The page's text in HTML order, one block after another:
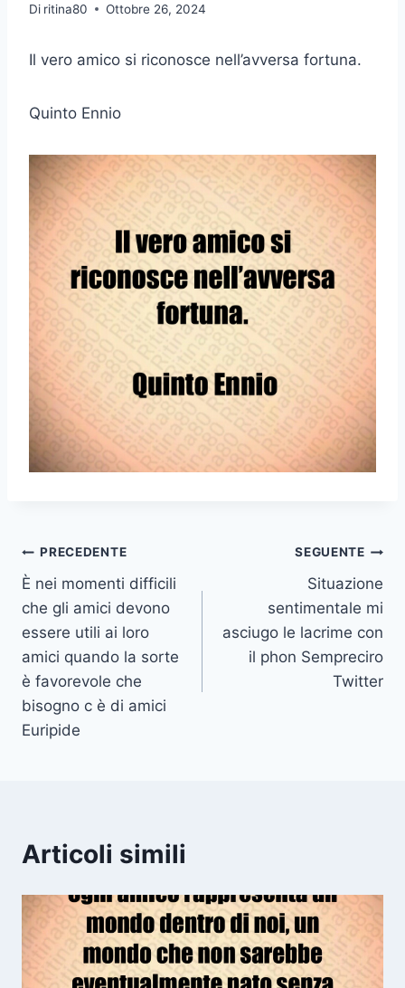
Di ritina80 Ottobre 26, 2024
Il vero amico si riconosce nell’avversa fortuna.
Quinto Ennio
Navigazione
articoli
PRECEDENTE
È nei momenti difficili
che gli amici devono
essere utili ai loro
amici quando la sorte
è favorevole che
bisogno c è di amici
Euripide
SEGUENTE
Situazione
sentimentale mi
asciugo le lacrime con
il phon Sempreciro
Twitter
Articoli simili